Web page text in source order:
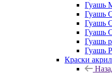
Гуашь
Гуашь
Гуашь
Гуашь
Гуашь
Гуашь
Краски